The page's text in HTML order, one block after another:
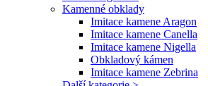
Kamenné obklady
Imitace kamene Aragon
Imitace kamene Canella
Imitace kamene Nigella
Obkladový kámen
Imitace kamene Zebrina